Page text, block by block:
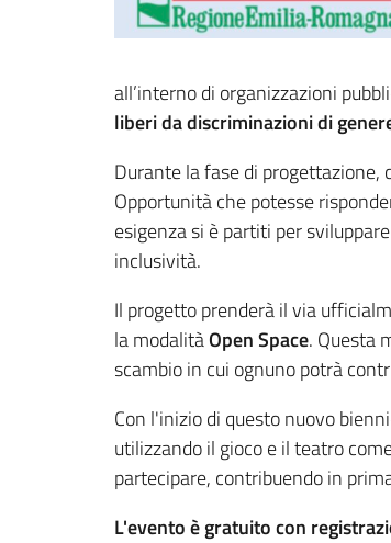
all’interno di organizzazioni
liberi da discriminazioni di
Durante la fase di
Opportunità che potesse
esigenza si è partiti per
inclusività.
Il progetto prenderà il via
la modalitàOpen Space. Questa
scambio in cui ognuno potrà
Con l'inizio di questo nuovo
utilizzando il gioco e il teatro
partecipare, contribuendo in
L'evento è gratuito con